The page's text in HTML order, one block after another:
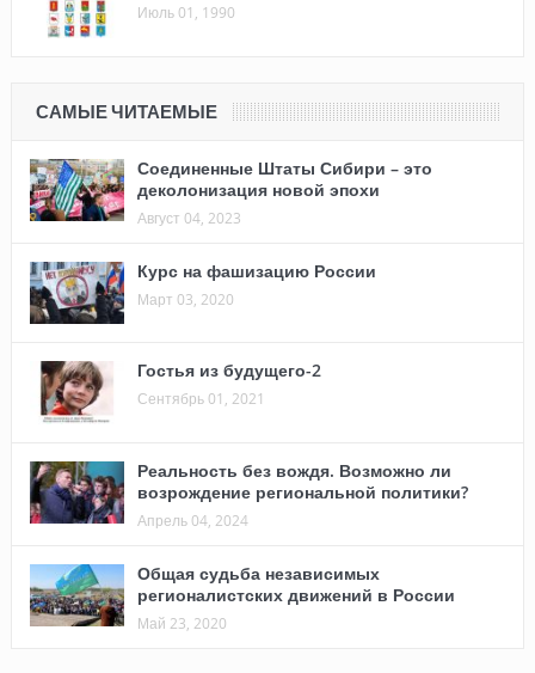
Июль 01, 1990
САМЫЕ ЧИТАЕМЫЕ
Соединенные Штаты Сибири – это
деколонизация новой эпохи
Август 04, 2023
Курс на фашизацию России
Март 03, 2020
Гостья из будущего-2
Сентябрь 01, 2021
Реальность без вождя. Возможно ли
возрождение региональной политики?
Апрель 04, 2024
Общая судьба независимых
регионалистских движений в России
Май 23, 2020